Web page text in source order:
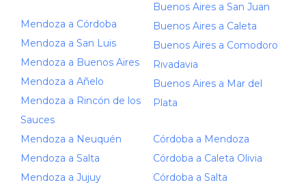
Mendoza a Córdoba
Mendoza a San Luis
Mendoza a Buenos Aires
Mendoza a Añelo
Mendoza a Rincón de los
Sauces
Mendoza a Neuquén
Mendoza a Salta
Mendoza a Jujuy
Buenos Aires a San Juan
Buenos Aires a Caleta
Buenos Aires a Comodoro
Rivadavia
Buenos Aires a Mar del
Plata
Córdoba a Mendoza
Córdoba a Caleta Olivia
Córdoba a Salta